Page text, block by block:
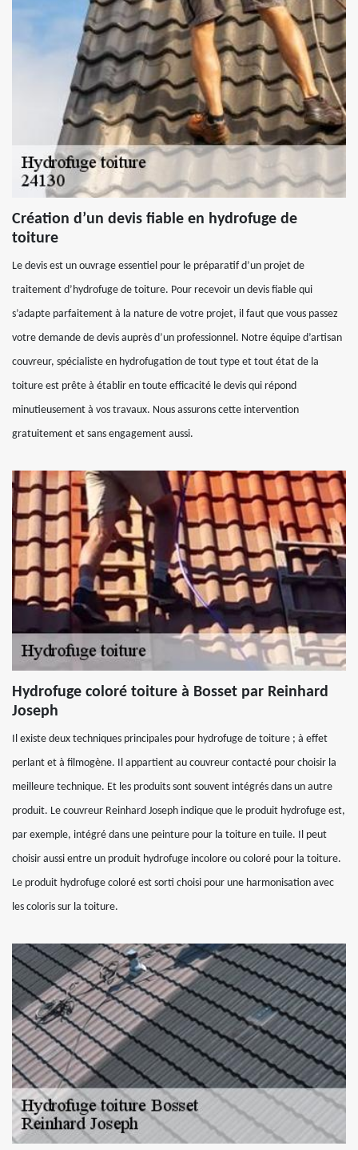
Création d’un devis fiable en hydrofuge de
toiture
Le devis est un ouvrage essentiel pour le préparatif d’un projet de
traitement d’hydrofuge de toiture. Pour recevoir un devis fiable qui
s’adapte parfaitement à la nature de votre projet, il faut que vous passez
votre demande de devis auprès d’un professionnel. Notre équipe d’artisan
couvreur, spécialiste en hydrofugation de tout type et tout état de la
toiture est prête à établir en toute efficacité le devis qui répond
minutieusement à vos travaux. Nous assurons cette intervention
gratuitement et sans engagement aussi.
Hydrofuge coloré toiture à Bosset par Reinhard
Joseph
Il existe deux techniques principales pour hydrofuge de toiture ; à effet
perlant et à filmogène. Il appartient au couvreur contacté pour choisir la
meilleure technique. Et les produits sont souvent intégrés dans un autre
produit. Le couvreur Reinhard Joseph indique que le produit hydrofuge est,
par exemple, intégré dans une peinture pour la toiture en tuile. Il peut
choisir aussi entre un produit hydrofuge incolore ou coloré pour la toiture.
Le produit hydrofuge coloré est sorti choisi pour une harmonisation avec
les coloris sur la toiture.